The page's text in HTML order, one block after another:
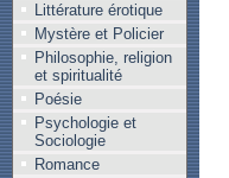
Littérature érotique
Mystère et Policier
Philosophie, religion
et spiritualité
Poésie
Psychologie et
Sociologie
Romance